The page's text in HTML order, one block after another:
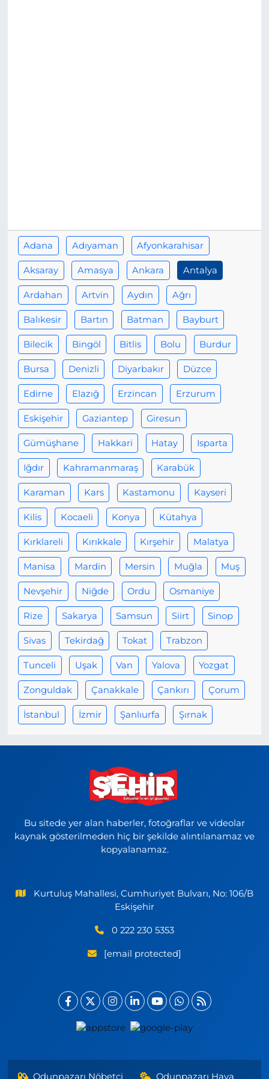
Adana Adıyaman Afyonkarahisar
Aksaray Amasya Ankara Antalya
Ardahan Artvin Aydın Ağrı
Balıkesir Bartın Batman Bayburt
Bilecik Bingöl Bitlis Bolu Burdur
Bursa Denizli Diyarbakır Düzce
Edirne Elazığ Erzincan Erzurum
Eskişehir Gaziantep Giresun
Gümüşhane Hakkari Hatay Isparta
Iğdır Kahramanmaraş Karabük
Karaman Kars Kastamonu Kayseri
Kilis Kocaeli Konya Kütahya
Kırklareli Kırıkkale Kırşehir Malatya
Manisa Mardin Mersin Muğla Muş
Nevşehir Niğde Ordu Osmaniye
Rize Sakarya Samsun Siirt Sinop
Sivas Tekirdağ Tokat Trabzon
Tunceli Uşak Van Yalova Yozgat
Zonguldak Çanakkale Çankırı Çorum
İstanbul İzmir Şanlıurfa Şırnak
Bu sitede yer alan haberler, fotoğraflar ve videolar
kaynak gösterilmeden hiç bir şekilde alıntılanamaz ve
kopyalanamaz.
Kurtuluş Mahallesi, Cumhuriyet Bulvarı, No: 106/B
Eskişehir
0 222 230 5353
[email protected]
Odunpazarı Nöbetçi Odunpazarı Hava